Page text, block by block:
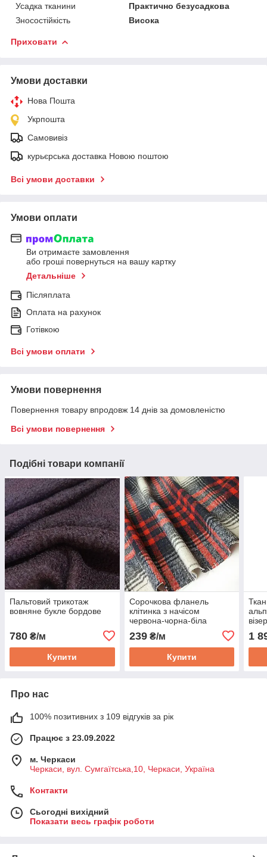
Усадка тканини
Практично безусадкова
Зносостійкість
Висока
Приховати
Умови доставки
Нова Пошта
Укрпошта
Самовивіз
курьєрська доставка Новою поштою
Всі умови доставки
Умови оплати
Ви отримаєте замовлення
або гроші повернуться на вашу картку
Детальніше
Післяплата
Оплата на рахунок
Готівкою
Всі умови оплати
Умови повернення
Повернення товару впродовж 14 днів за домовленістю
Всі умови повернення
Подібні товари компанії
Пальтовий трикотаж
вовняне букле бордове
780 ₴/м
Купити
Сорочкова фланель
клітинка з начісом
червона-чорна-біла
239₴/м
Купити
1
Про нас
100% позитивних з 109 відгуків за рік
Працює з 23.09.2022
м. Черкаси
Черкаси, вул. Сумгаїтська,10, Черкаси, Україна
Контакти
Сьогодні вихідний
Показати весь графік роботи